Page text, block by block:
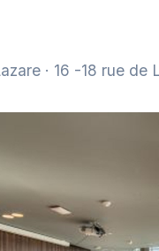
· 16 -18 rue